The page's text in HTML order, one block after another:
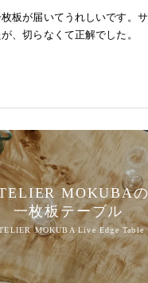
板が届いてうれしいです。
、切らなくて正解でした。
MOKUBAの
一枚板テーブル